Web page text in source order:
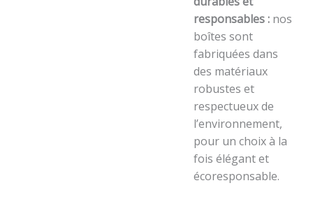
responsables :nos
boîtes sont
fabriquées dans
des matériaux
robustes et
respectueux de
l’environnement,
pour un choix à la
fois élégant et
écoresponsable.